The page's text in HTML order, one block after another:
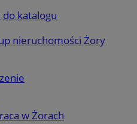
katalogu
nieruchomości Żory
w Żorach